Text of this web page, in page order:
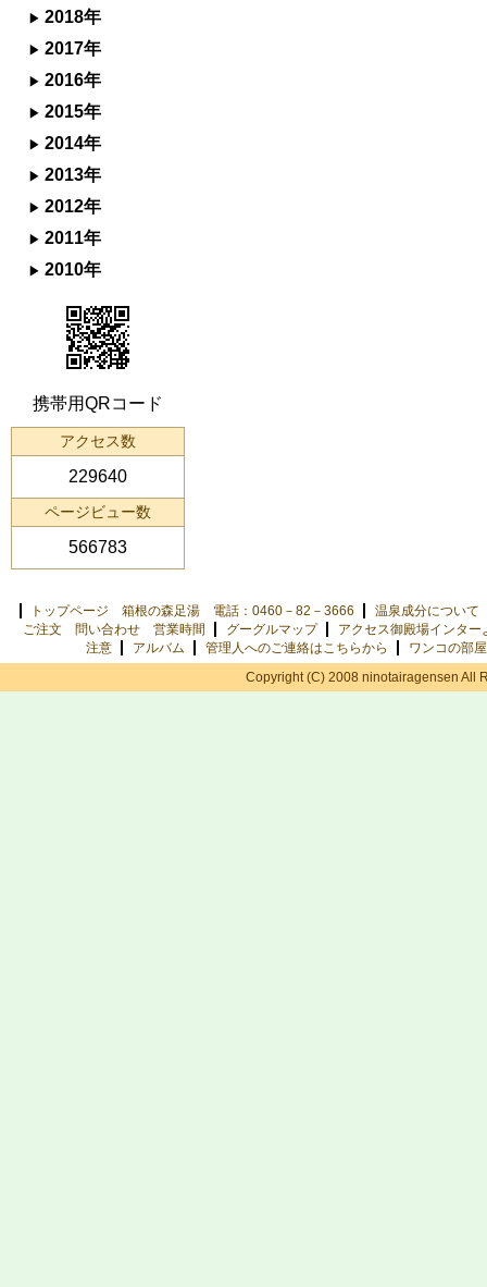
2018年
2017年
2016年
2015年
2014年
2013年
2012年
2011年
2010年
携帯用QRコード
アクセス数
229640
ページビュー数
566783
トップページ 箱根の森足湯 電話：0460－82－3666
温泉成分について
ご注文 問い合わせ 営業時間
グーグルマップ
アクセス御殿場インター
注意
アルバム 管理人へのご連絡はこちらから
ワンコの部屋
Copyright (C) 2008 ninotairagensen All